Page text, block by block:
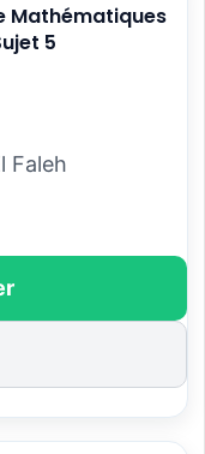
Mathématiques
5
Faleh